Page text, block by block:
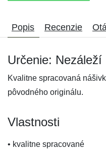
Popis Recenzie
Určenie:
Kvalitne spracovaná
pôvodného originálu.
Vlastnosti
• kvalitne spracované